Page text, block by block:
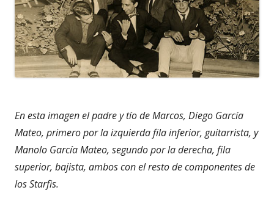
En esta imagen el padre y tío de Marcos, Diego García
Mateo, primero por la izquierda fila inferior, guitarrista, y
Manolo García Mateo, segundo por la derecha, fila
superior, bajista, ambos con el resto de componentes de
los Starfis.